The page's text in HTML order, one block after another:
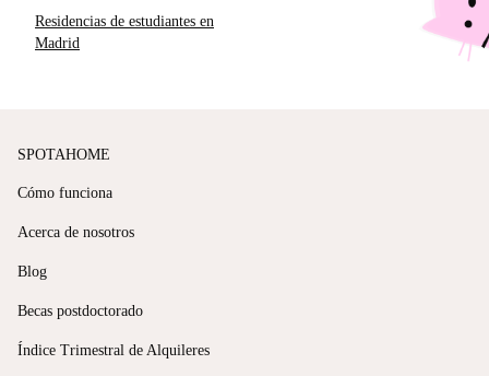
Residencias de estudiantes en
Madrid
SPOTAHOME
Cómo funciona
Acerca de nosotros
Blog
Becas postdoctorado
Índice Trimestral de Alquileres